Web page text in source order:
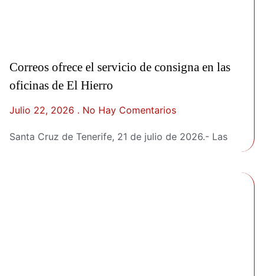
Correos ofrece el servicio de consigna en las
oficinas de El Hierro
Julio 22, 2026 No Hay Comentarios
Santa Cruz de Tenerife, 21 de julio de 2026.- Las